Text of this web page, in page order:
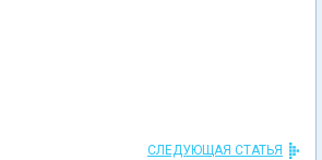
СЛЕДУЮЩАЯ СТАТЬЯ